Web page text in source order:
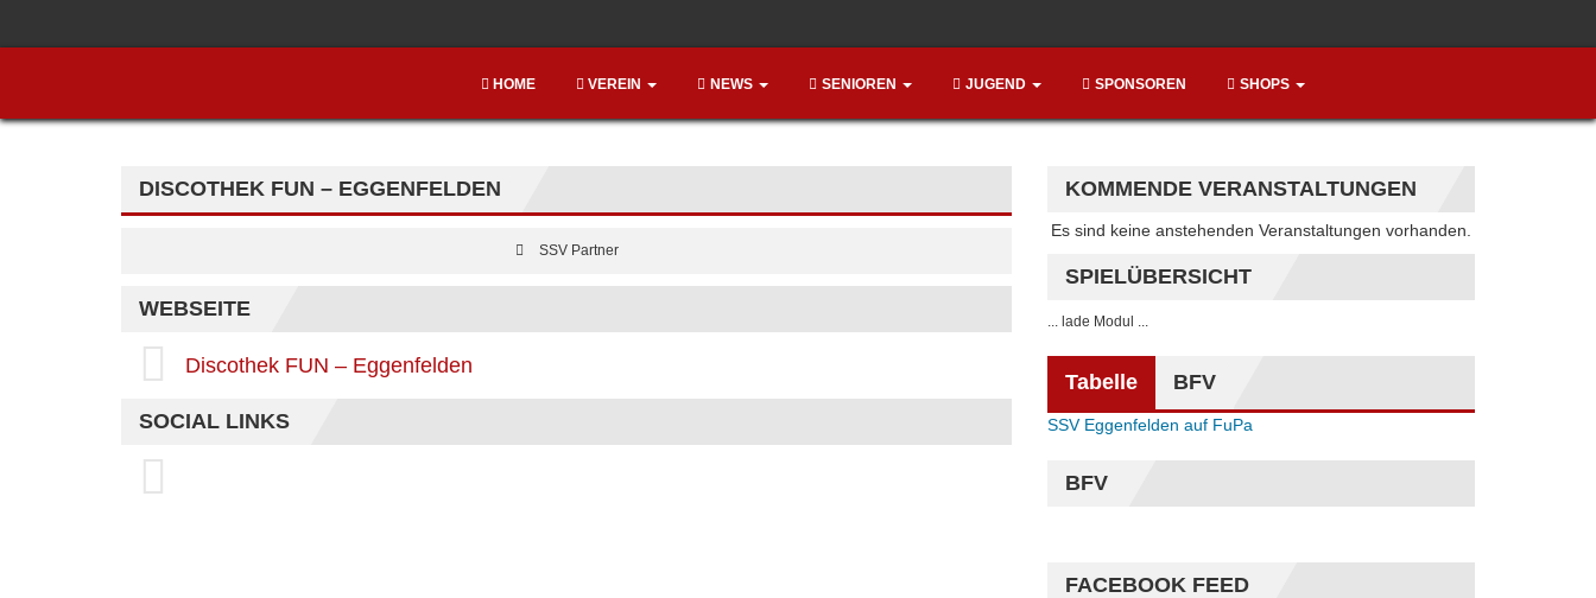
HOME VEREIN NEWS SENIOREN JUGEND SPONSOREN SHOPS
DISCOTHEK FUN – EGGENFELDEN
SSV Partner
WEBSEITE
Discothek FUN – Eggenfelden
SOCIAL LINKS
KOMMENDE VERANSTALTUNGEN
Hinweis
Es sind keine anstehenden Veranstaltungen vorhanden.
SPIELÜBERSICHT
... lade Modul ...
Tabelle BFV
SSV Eggenfelden auf FuPa
BFV
FACEBOOK FEED